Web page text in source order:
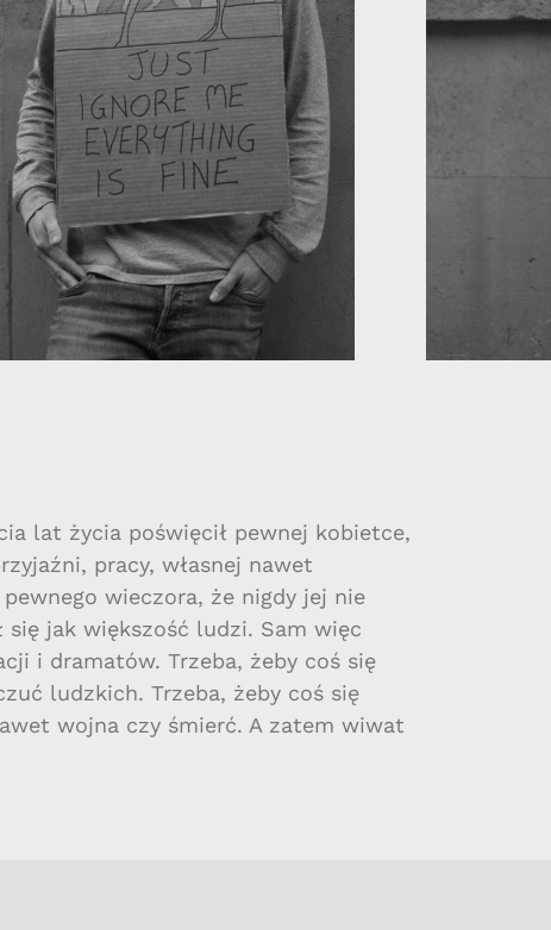
lat życia poświęcił pewnej kobietce,
pracy, własnej nawet
wieczora, że nigdy jej nie
się jak większość ludzi. Sam więc
i dramatów. Trzeba, żeby coś się
ludzkich. Trzeba, żeby coś się
wojna czy śmierć. A zatem wiwat